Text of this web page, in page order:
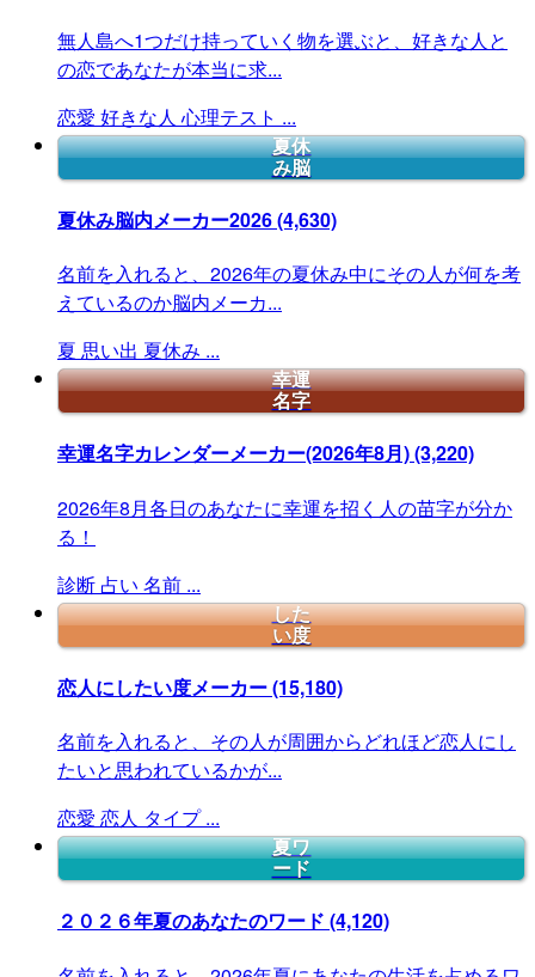
無人島へ1つだけ持っていく物を選ぶと、好きな人と
の恋であなたが本当に求...
恋愛 好きな人 心理テスト ...
夏休
み脳
夏休み脳内メーカー2026(4,630)
名前を入れると、2026年の夏休み中にその人が何を考
えているのか脳内メーカ...
夏 思い出 夏休み ...
幸運
名字
幸運名字カレンダーメーカー(2026年8月)(3,220)
2026年8月各日のあなたに幸運を招く人の苗字が分か
る！
診断 占い 名前 ...
した
い度
恋人にしたい度メーカー(15,180)
名前を入れると、その人が周囲からどれほど恋人にし
たいと思われているかが...
恋愛 恋人 タイプ ...
夏ワ
ード
２０２６年夏のあなたのワード (4,120)